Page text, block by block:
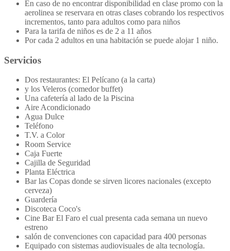
En caso de no encontrar disponibilidad en clase promo con la
aerolinea se reservara en otras clases cobrando los respectivos
incrementos, tanto para adultos como para niños
Para la tarifa de niños es de 2 a 11 años
Por cada 2 adultos en una habitación se puede alojar 1 niño.
Servicios
Dos restaurantes: El Pelícano (a la carta)
y los Veleros (comedor buffet)
Una cafetería al lado de la Piscina
Aire Acondicionado
Agua Dulce
Teléfono
T.V. a Color
Room Service
Caja Fuerte
Cajilla de Seguridad
Planta Eléctrica
Bar las Copas donde se sirven licores nacionales (excepto
cerveza)
Guardería
Discoteca Coco's
Cine Bar El Faro el cual presenta cada semana un nuevo
estreno
salón de convenciones con capacidad para 400 personas
Equipado con sistemas audiovisuales de alta tecnología.